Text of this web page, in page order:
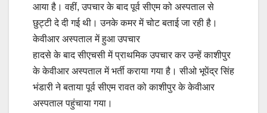
आया है। वहीं, उपचार के बाद पूर्व सीएम को अस्पताल से
छुट्टी दे दी गई थी। उनके कमर में चोट बताई जा रही है।
केवीआर अस्पताल में हुआ उपचार
हादसे के बाद सीएचसी में प्राथमिक उपचार कर उन्हें काशीपुर
के केवीआर अस्पताल में भर्ती कराया गया है। सीओ भूपेंद्र सिंह
भंडारी ने बताया पूर्व सीएम रावत को काशीपुर के केवीआर
अस्पताल पहुंचाया गया।